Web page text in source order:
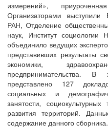
измерений»,
Организаторами выступили
РАН, Отделение
наук, Институт
объединило ведущих
представивших результаты
экономики,
предпринимательства.
представлено 127
социальных и
занятости,
развития территорий.
содержание данного сборника.